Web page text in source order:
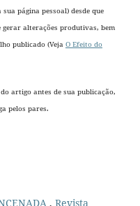
página pessoal) desde que
gerar alterações produtivas, bem
publicado (Veja O Efeito do
artigo antes de sua publicação,
pelos pares.
, Revista